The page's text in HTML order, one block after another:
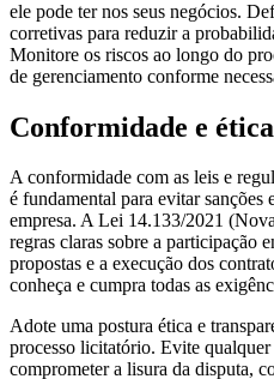
ele pode ter nos seus negócios.
corretivas para reduzir a
Monitore os riscos ao longo do
de gerenciamento conforme
Conformidade e
A conformidade com as leis e
é fundamental para evitar sanções
empresa. A Lei 14.133/2021
regras claras sobre a participação
propostas e a execução dos
conheça e cumpra todas as
Adote uma postura ética e
processo licitatório. Evite
comprometer a lisura da disputa,